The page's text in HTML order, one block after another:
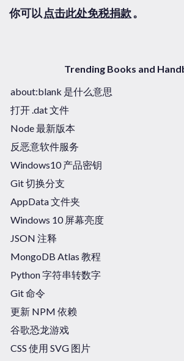
你可以 点击此处免税捐款。
Trending Books and
about:blank 是什么意思
打开 .dat 文件
Node 最新版本
反恶意软件服务
Windows10 产品密钥
Git 切换分支
AppData 文件夹
Windows 10 屏幕亮度
JSON 注释
MongoDB Atlas 教程
Python 字符串转数字
Git 命令
更新 NPM 依赖
谷歌恐龙游戏
CSS 使用 SVG 图片